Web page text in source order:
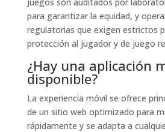
para garantizar la equidad, y
regulatorias que exigen estrictos
protección al jugador y de juego
¿Hay una aplicación
disponible?
La experiencia móvil se ofrece
de un sitio web optimizado para
rápidamente y se adapta a